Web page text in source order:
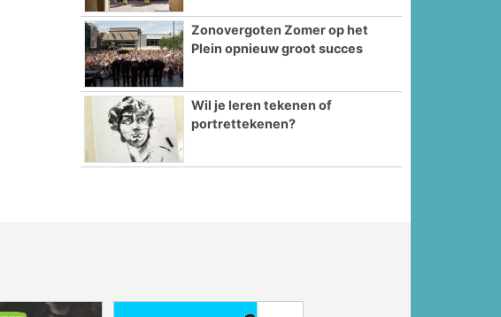
Zonovergoten Zomer op het
Plein opnieuw groot succes
Wil je leren tekenen of
portrettekenen?